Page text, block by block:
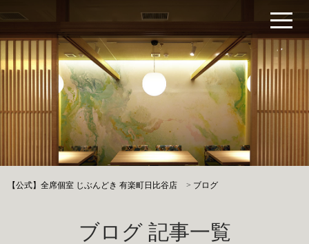
【公式】全席個室 じぶんどき 有楽町日比谷店 > ブログ
ブログ 記事一覧